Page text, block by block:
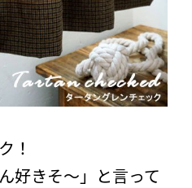
！
好きそ～」と言って